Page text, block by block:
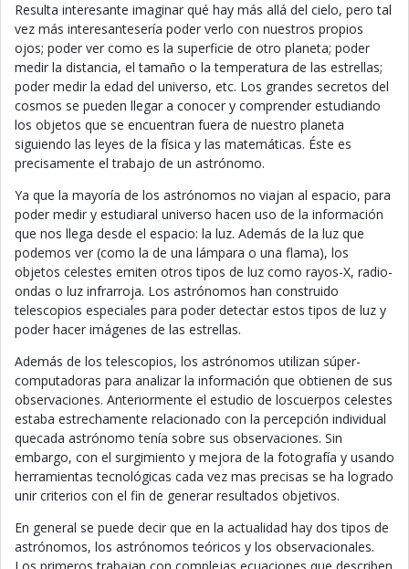
Resulta interesante imaginar qué hay más allá del cielo, pero tal
vez más interesantesería poder verlo con nuestros propios
ojos; poder ver como es la superficie de otro planeta; poder
medir la distancia, el tamaño o la temperatura de las estrellas;
poder medir la edad del universo, etc. Los grandes secretos del
cosmos se pueden llegar a conocer y comprender estudiando
los objetos que se encuentran fuera de nuestro planeta
siguiendo las leyes de la física y las matemáticas. Éste es
precisamente el trabajo de un astrónomo.
Ya que la mayoría de los astrónomos no viajan al espacio, para
poder medir y estudiaral universo hacen uso de la información
que nos llega desde el espacio: la luz. Además de la luz que
podemos ver (como la de una lámpara o una flama), los
objetos celestes emiten otros tipos de luz como rayos-X, radio-
ondas o luz infrarroja. Los astrónomos han construido
telescopios especiales para poder detectar estos tipos de luz y
poder hacer imágenes de las estrellas.
Además de los telescopios, los astrónomos utilizan súper-
computadoras para analizar la información que obtienen de sus
observaciones. Anteriormente el estudio de loscuerpos celestes
estaba estrechamente relacionado con la percepción individual
quecada astrónomo tenía sobre sus observaciones. Sin
embargo, con el surgimiento y mejora de la fotografía y usando
herramientas tecnológicas cada vez mas precisas se ha logrado
unir criterios con el fin de generar resultados objetivos.
En general se puede decir que en la actualidad hay dos tipos de
astrónomos, los astrónomos teóricos y los observacionales.